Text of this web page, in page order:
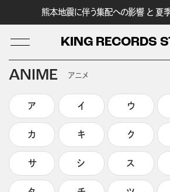
熊本地震に伴う集配への影響 と 夏
KING RECORDS
LOG IN
ANIME アニメ
ア イ ウ
カ キ ク
サ シ ス